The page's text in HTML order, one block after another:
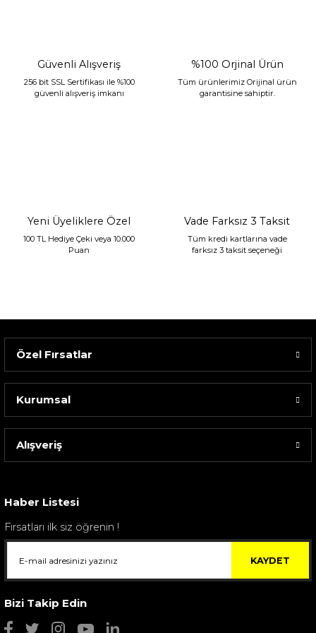
Sarev Elfıda Flanel Nevresim Takımı Çift Kişili...
Güvenli Alışveriş
256 bit SSL Sertifikası ile %100
güvenli alışveriş imkanı
%100 Orjinal Ürün
Tüm ürünlerimiz Orijinal ürün
garantisine sahiptir.
Yeni Üyeliklere Özel
100 TL Hediye Çeki veya 10.000
Puan
Vade Farksız 3 Taksit
Tüm kredi kartlarına vade
farksız 3 taksit seçeneği
Özel Fırsatlar
Kurumsal
Alışveriş
Haber Listesi
Fırsatları ilk siz öğrenin !
KAYDET
Bizi Takip Edin